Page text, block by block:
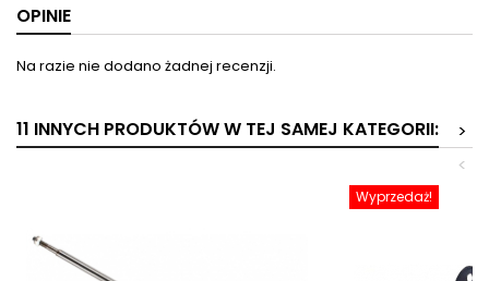
OPINIE
Na razie nie dodano żadnej recenzji.
11 INNYCH PRODUKTÓW W TEJ SAMEJ KATEGORII:
>
<
Wyprzedaż!